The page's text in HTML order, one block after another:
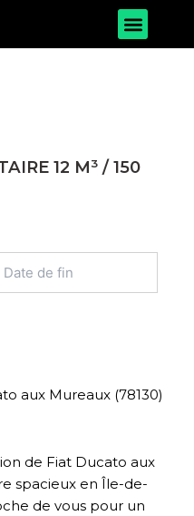
Menu
12 M³ / 150
aux Mureaux (78130)
de Fiat Ducato aux
spacieux en Île-de-
de vous pour un